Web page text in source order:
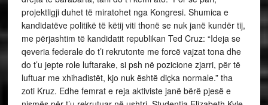
projektligji duhet të miratohet nga Kongresi. Shumica e
kandidatëve politikë të këtij viti thonë se nuk janë kundër tij,
me përjashtim të kandidatit republikan Ted Cruz: “Ideja se
qeveria federale do t’i rekrutonte me forcë vajzat tona dhe
do t’u jepte role luftarake, si psh në pozicione zjarri, për të
luftuar me xhihadistët, kjo nuk është diçka normale.” tha
zoti Kruz. Edhe femrat e reja aktiviste janë bërë pjesë e